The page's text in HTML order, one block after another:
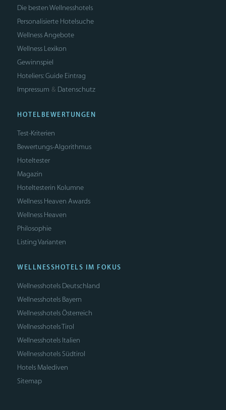
Die besten Wellnesshotels
Personalisierte Hotelsuche
Wellness Angebote
Wellness Lexikon
Gewinnspiel
Hoteliers: Guide Eintrag
Impressum & Datenschutz
HOTELBEWERTUNGEN
Test-Kriterien
Bewertungs-Algorithmus
Hoteltester
Magazin
Hoteltesterin Kolumne
Wellness Heaven Awards
Wellness Heaven
Philosophie
Listing Varianten
WELLNESSHOTELS IM FOKUS
Wellnesshotels Deutschland
Wellnesshotels Bayern
Wellnesshotels Österreich
Wellnesshotels Tirol
Wellnesshotels Italien
Wellnesshotels Südtirol
Hotels Malediven
Sitemap